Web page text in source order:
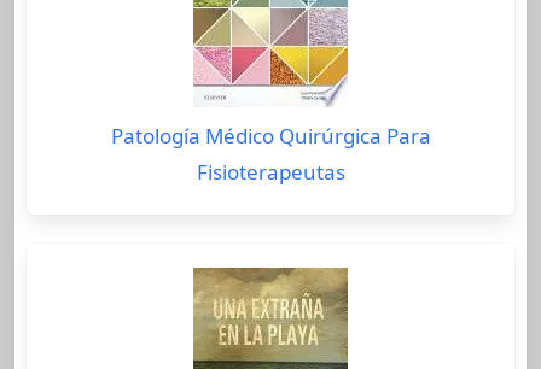
Patología Médico Quirúrgica Para
Fisioterapeutas